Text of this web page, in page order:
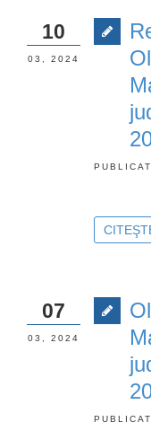
10
03, 2024
07
03, 2024